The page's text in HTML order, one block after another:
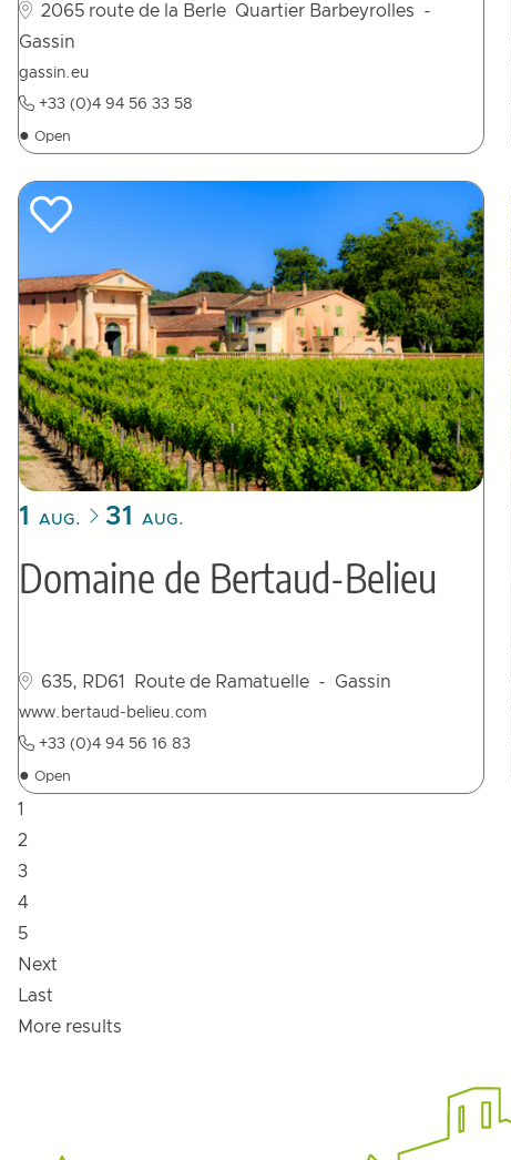
2065 route de la Berle Quartier Barbeyrolles -
Gassin
gassin.eu
+33 (0)4 94 56 33 58
● Open
1 AUG. 31 AUG.
Domaine de Bertaud-Belieu
635, RD61 Route de Ramatuelle - Gassin
www.bertaud-belieu.com
+33 (0)4 94 56 16 83
● Open
1
2
3
4
5
Next
Last
More results